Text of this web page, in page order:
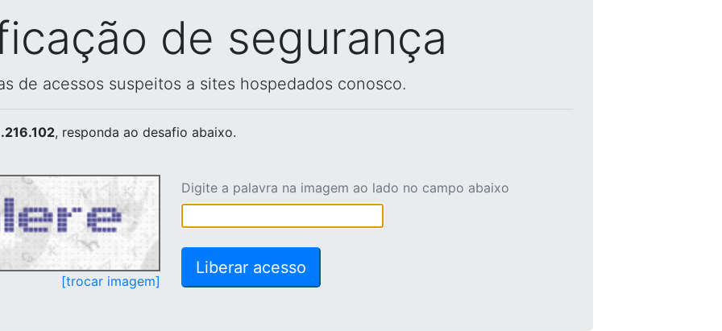
de segurança
de acessos suspeitos a sites hospedados conosco.
, responda ao desafio abaixo.
[trocar imagem]
Digite a palavra na imagem ao lado no campo abaixo